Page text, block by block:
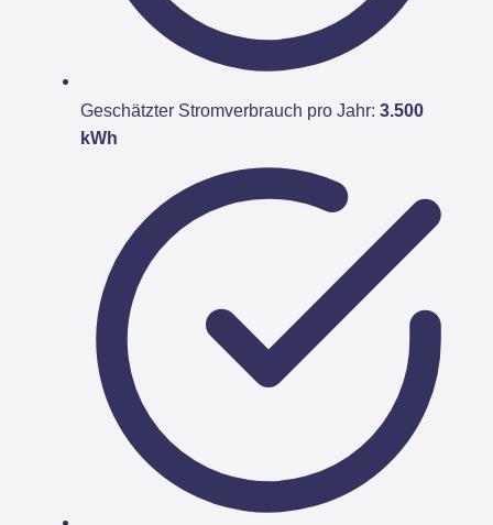
Geschätzter Stromverbrauch pro Jahr: 3.500
kWh